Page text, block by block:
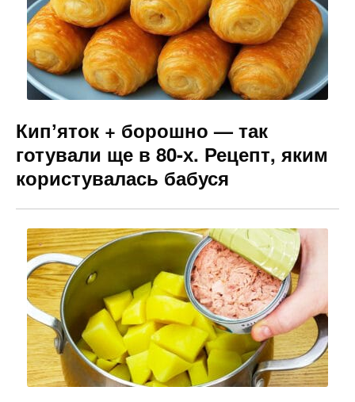
k
er
Кипʼяток + борошно — так
готували ще в 80-х. Рецепт, яким
користувалась бабуся